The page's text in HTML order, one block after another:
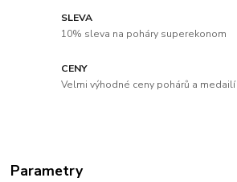
SLEVA
10% sleva na poháry superekonom
CENY
Velmi výhodné ceny pohárů a medailí
Parametry